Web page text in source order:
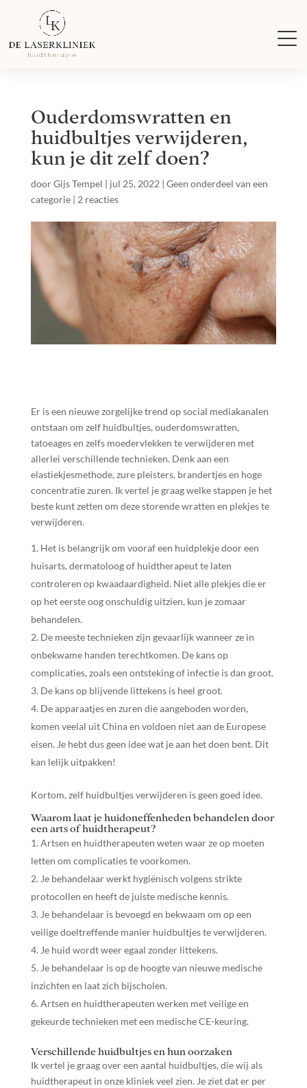
Ouderdomswratten en
huidbultjes verwijderen,
kun je dit zelf doen?
doorGijs Tempel | jul 25, 2022 | Geen onderdeel van een
categorie| 2 reacties
Er is een nieuwe zorgelijke trend op social mediakanalen
ontstaan om zelf huidbultjes, ouderdomswratten,
tatoeages en zelfs moedervlekken te verwijderen met
allerlei verschillende technieken. Denk aan een
elastiekjesmethode, zure pleisters, brandertjes en hoge
concentratie zuren. Ik vertel je graag welke stappen je het
beste kunt zetten om deze storende wratten en plekjes te
verwijderen.
Het is belangrijk om vooraf een huidplekje door een
huisarts, dermatoloog of huidtherapeut te laten
controleren op kwaadaardigheid. Niet alle plekjes die er
op het eerste oog onschuldig uitzien, kun je zomaar
behandelen.
De meeste technieken zijn gevaarlijk wanneer ze in
onbekwame handen terechtkomen. De kans op
complicaties, zoals een ontsteking of infectie is dan groot.
De kans op blijvende littekens is heel groot.
De apparaatjes en zuren die aangeboden worden,
komen veelal uit China en voldoen niet aan de Europese
eisen. Je hebt dus geen idee wat je aan het doen bent. Dit
kan lelijk uitpakken!
Kortom, zelf huidbultjes verwijderen is geen goed idee.
Waarom laat je huidoneffenheden behandelen door
een arts of huidtherapeut?
Artsen en huidtherapeuten weten waar ze op moeten
letten om complicaties te voorkomen.
Je behandelaar werkt hygiënisch volgens strikte
protocollen en heeft de juiste medische kennis.
Je behandelaar is bevoegd en bekwaam om op een
veilige doeltreffende manier huidbultjes te verwijderen.
Je huid wordt weer egaal zonder littekens.
Je behandelaar is op de hoogte van nieuwe medische
inzichten en laat zich bijscholen.
Artsen en huidtherapeuten werken met veilige en
gekeurde technieken met een medische CE-keuring.
Verschillende huidbultjes en hun oorzaken
Ik vertel je graag over een aantal huidbultjes, die wij als
huidtherapeut in onze kliniek veel zien. Je ziet dat er per